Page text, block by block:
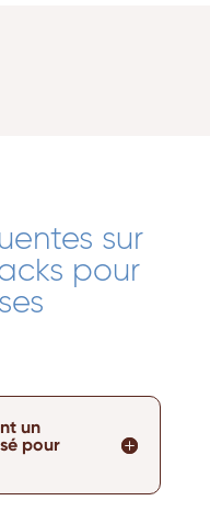
sur
pour
un
pour